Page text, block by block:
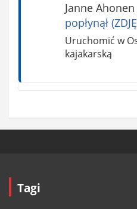
Janne Ahonen
popłynął
Uruchomić w
kajakarską
Tagi